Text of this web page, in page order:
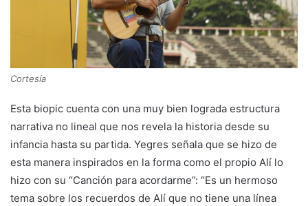
Cortesía
Esta biopic cuenta con una muy bien lograda estructura
narrativa no lineal que nos revela la historia desde su
infancia hasta su partida. Yegres señala que se hizo de
esta manera inspirados en la forma como el propio Alí lo
hizo con su “Canción para acordarme”: “Es un hermoso
tema sobre los recuerdos de Alí que no tiene una línea